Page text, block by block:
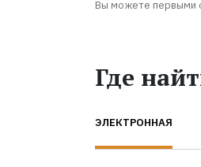
Вы можете первыми
Где
ЭЛЕКТРОННАЯ